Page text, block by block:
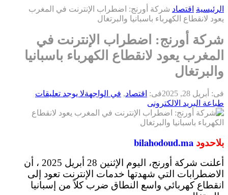
الرئيسية اقتصاد شركة أورنج: اضطراب الإنترنت في المغرب
يعود لانقطاع الكهرباء باسبانيا والبرتغال
شركة أورنج: اضطراب الإنترنت في
المغرب يعود لانقطاع الكهرباء باسبانيا
والبرتغال
فى:أبريل 28, 2025 فى:اقتصاد,في الواجهةلا يوجد تعليقات
طباعة البريد الالكترونى
بلاحدودbilahodoud.ma
أعلنت شركة أورنج، اليوم الإثنين 28 أبريل 2025 ، أن
الاضطرابات التي شهدتها خدمات الإنترنت تعود إلى
انقطاع كهربائي واسع النطاق ضرب كلاً من إسبانيا